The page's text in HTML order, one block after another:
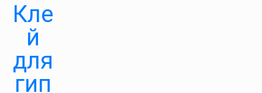
Кле
й
для
гип